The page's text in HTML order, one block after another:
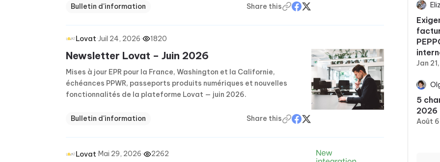
Bulletin d'information Share this
Lovat·Juil 24, 2026· 1820
Newsletter Lovat – Juin 2026
Mises à jour EPR pour la France, Washington et la Californie,
échéances PPWR, passeports produits numériques et nouvelles
fonctionnalités de la plateforme Lovat — juin 2026.
Bulletin d'information Share this
Lovat·Mai 29, 2026· 2262
Jan
5
2026
Août